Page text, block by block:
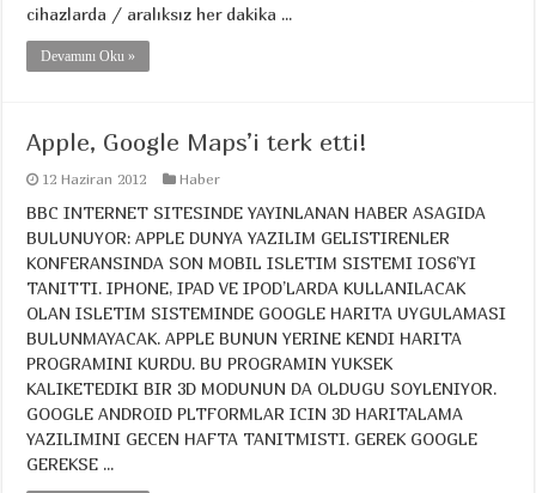
cihazlarda / aralıksız her dakika ...
Devamını Oku »
Apple, Google Maps’i terk etti!
12 Haziran 2012 Haber
BBC INTERNET SITESINDE YAYINLANAN HABER ASAGIDA
BULUNUYOR: APPLE DUNYA YAZILIM GELISTIRENLER
KONFERANSINDA SON MOBIL ISLETIM SISTEMI IOS6’YI
TANITTI. IPHONE, IPAD VE IPOD’LARDA KULLANILACAK
OLAN ISLETIM SISTEMINDE GOOGLE HARITA UYGULAMASI
BULUNMAYACAK. APPLE BUNUN YERINE KENDI HARITA
PROGRAMINI KURDU. BU PROGRAMIN YUKSEK
KALIKETEDIKI BIR 3D MODUNUN DA OLDUGU SOYLENIYOR.
GOOGLE ANDROID PLTFORMLAR ICIN 3D HARITALAMA
YAZILIMINI GECEN HAFTA TANITMISTI. GEREK GOOGLE
GEREKSE ...